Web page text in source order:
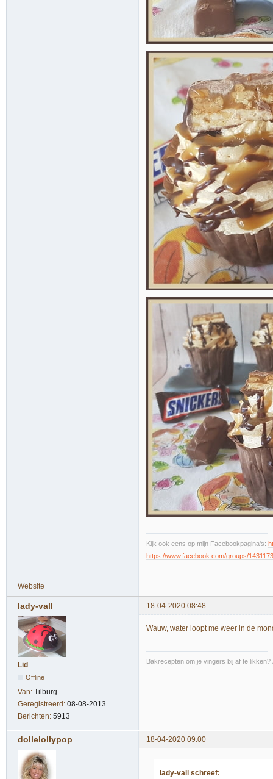
Kijk ook eens op mijn Facebookpagina's:
https://www.facebook.com/groups/
Website
lady-vall 18-04-2020 08:48
Lid
Offline
Van: Tilburg
Geregistreerd: 08-08-2013
Berichten: 5913
Wauw, water loopt me weer in de
Bakrecepten om je vingers bij af te
dollelollypop 18-04-2020 09:00
lady-vall schreef: